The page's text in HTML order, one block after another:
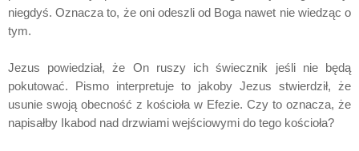
niegdyś. Oznacza to, że oni odeszli od Boga nawet nie wiedząc o
tym.
Jezus powiedział, że On ruszy ich świecznik jeśli nie będą
pokutować. Pismo interpretuje to jakoby Jezus stwierdził, że
usunie swoją obecność z kościoła w Efezie. Czy to oznacza, że
napisałby Ikabod nad drzwiami wejściowymi do tego kościoła?